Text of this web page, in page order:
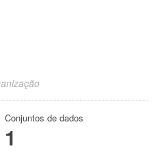
Conjuntos de dados
1